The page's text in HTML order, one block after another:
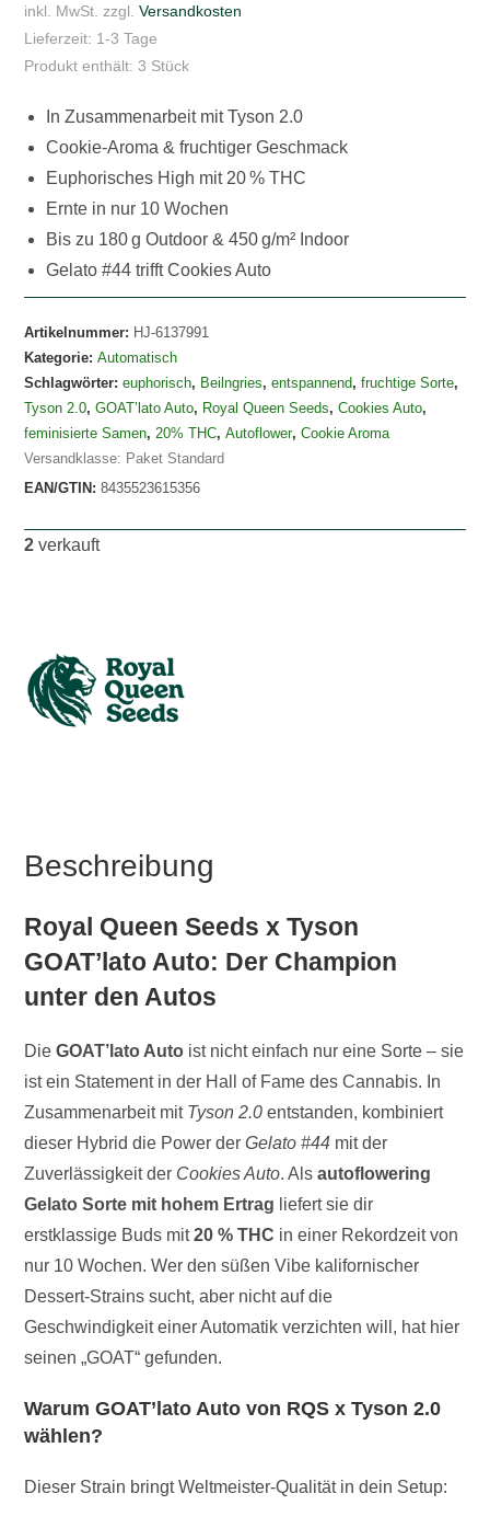
Menge
inkl. MwSt. zzgl.Versandkosten
Lieferzeit: 1-3 Tage
Produkt enthält: 3 Stück
In Zusammenarbeit mit Tyson 2.0
Cookie-Aroma & fruchtiger Geschmack
Euphorisches High mit 20 % THC
Ernte in nur 10 Wochen
Bis zu 180 g Outdoor & 450 g/m² Indoor
Gelato #44 trifft Cookies Auto
Artikelnummer: HJ-6137991
Kategorie:Automatisch
Schlagwörter:euphorisch, Beilngries,entspannend,fruchtige Sorte,
Tyson 2.0,GOAT’lato Auto, Royal Queen Seeds,Cookies Auto,
feminisierte Samen, 20% THC,Autoflower,Cookie Aroma
Versandklasse: Paket Standard
EAN/GTIN:8435523615356
2 verkauft
Beschreibung
Royal Queen Seeds x Tyson
GOAT’lato Auto: Der Champion
unter den Autos
DieGOAT’lato Auto ist nicht einfach nur eine Sorte – sie
ist ein Statement in der Hall of Fame des Cannabis. In
Zusammenarbeit mit Tyson 2.0 entstanden, kombiniert
dieser Hybrid die Power derGelato #44 mit der
Zuverlässigkeit der Cookies Auto. Alsautoflowering
Gelato Sorte mit hohem Ertrag liefert sie dir
erstklassige Buds mit20 % THC in einer Rekordzeit von
nur 10 Wochen. Wer den süßen Vibe kalifornischer
Dessert-Strains sucht, aber nicht auf die
Geschwindigkeit einer Automatik verzichten will, hat hier
seinen „GOAT“ gefunden.
Warum GOAT’lato Auto von RQS x Tyson 2.0
wählen?
Dieser Strain bringt Weltmeister-Qualität in dein Setup: